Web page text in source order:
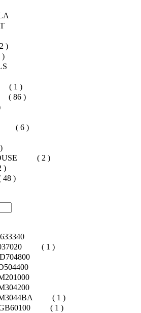
)
)
( 1 )
( 86 )
( 6 )
( 2 )
)
48 )
( 1 )
( 1 )
( 1 )